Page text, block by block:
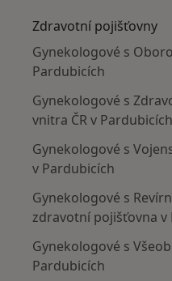
Zdravotní pojišťovny
Gynekologové s
Pardubicích
Gynekologové s
vnitra ČR v Pardubicích
Gynekologové s
v Pardubicích
Gynekologové s
zdravotní pojišťovna v
Gynekologové s
Pardubicích